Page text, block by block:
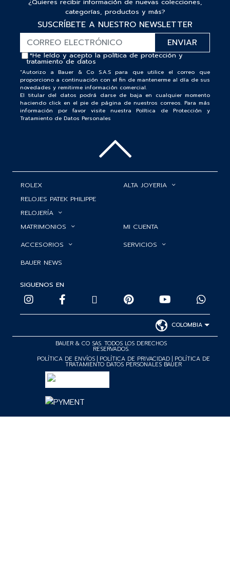
categorías, productos y más?
SUSCRÍBETE A NUESTRO NEWSLETTER
*He leído y acepto lapolítica de protección y
tratamiento de datos
“Autorizo a Bauer & Co S.A.S para que utilice el correo que
proporciono a continuación con el fin de mantenerme al día de sus
novedades y remitirme información comercial.
El titular del datos podrá darse de baja en cualquier momento
haciendo click en el pie de página de nuestros correos. Para más
información por favor visite nuestra Política de Protección y
Tratamiento de Datos Personales
ROLEX
RELOJES PATEK PHILIPPE
RELOJERÍA
ALTA JOYERIA
MATRIMONIOS
ACCESORIOS
BAUER NEWS
MI CUENTA
SERVICIOS
SIGUENOS EN
COLOMBIA
BAUER & CO SAS. TODOS LOS DERECHOS
RESERVADOS.
POLÍTICA DE ENVÍOS | POLÍTICA DE PRIVACIDAD | POLÍTICA DE
TRATAMIENTO DATOS PERSONALES BAUER